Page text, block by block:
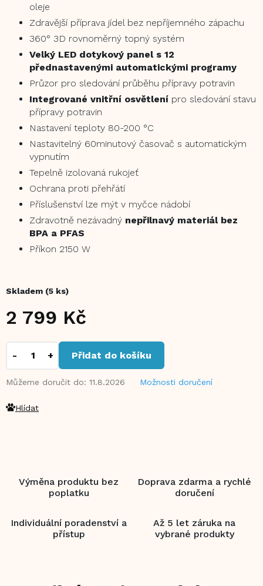
2 799 Kč
Skladem (5 ks)
Můžeme doručit do: 11.8.2026 Možnosti doručení
Přidat do košíku
oleje
Zdravější příprava jídel bez nepříjemného zápachu
360° 3D rovnoměrný topný systém
Velký LED dotykový panel s 12
přednastavenými automatickými programy
Průzor pro sledování průběhu přípravy potravin
Integrované vnitřní osvětlení pro sledování stavu
přípravy potravin
Nastavení teploty 80-200 °C
Nastavitelný 60minutový časovač s automatickým
vypnutím
Tepelně izolovaná rukojeť
Ochrana proti přehřátí
Příslušenství lze mýt v myčce nádobí
Zdravotně nezávadný nepřilnavý materiál bez
BPA a PFAS
Příkon 2150 W
Hlídat
Výměna produktu bez
poplatku
Doprava zdarma a rychlé
doručení
Individuální poradenství a
přístup
Až 5 let záruka na
vybrané produkty